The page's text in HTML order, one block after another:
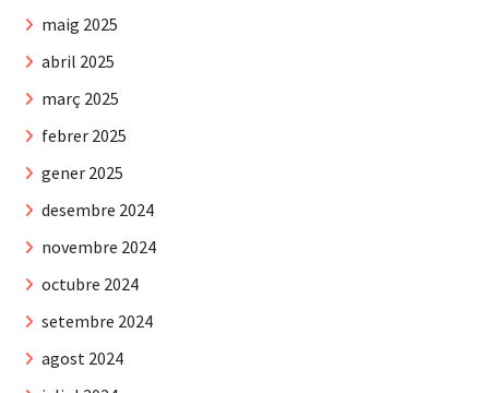
maig 2025
abril 2025
març 2025
febrer 2025
gener 2025
desembre 2024
novembre 2024
octubre 2024
setembre 2024
agost 2024